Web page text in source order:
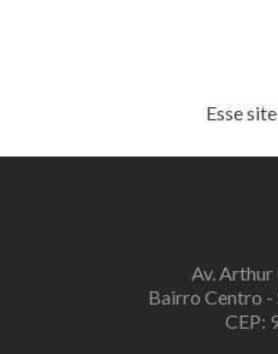
Esse
Av. Arthur
Bairro Centro -
CEP: